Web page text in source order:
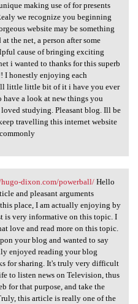
making use of for presents
we recognize you beginning
website may be something
the net, a person after some
cause of bringing exciting
i wanted to thanks for this superb
I honestly enjoying each
little little bit of it i have you ever
have a look at new things you
studying. Pleasant blog. Ill be
travelling this internet website
hugo-dixon.com
dixon.com/powerball/Hello
and pleasant arguments
place, I am actually enjoying by
is very informative on this topic. I
love and read more on this topic.
your blog and wanted to say
enjoyed reading your blog
for sharing. It's truly very difficult
to listen news on Television, thus
for that purpose, and take the
this article is really one of the